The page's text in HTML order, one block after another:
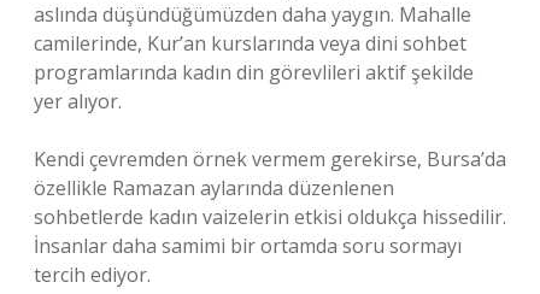
aslında düşündüğümüzden daha yaygın. Mahalle
camilerinde, Kur’an kurslarında veya dini sohbet
programlarında kadın din görevlileri aktif şekilde
yer alıyor.
Kendi çevremden örnek vermem gerekirse, Bursa’da
özellikle Ramazan aylarında düzenlenen
sohbetlerde kadın vaizelerin etkisi oldukça hissedilir.
İnsanlar daha samimi bir ortamda soru sormayı
tercih ediyor.